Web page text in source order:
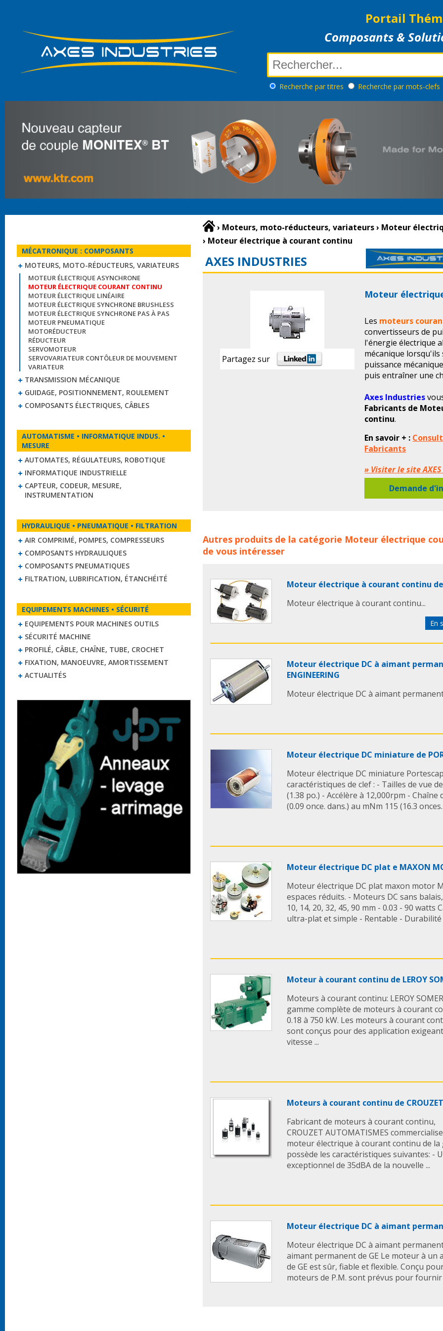
Portail
Composants &
Recherche par titres Recherche par mots-clefs
MÉCATRONIQUE : COMPOSANTS
MOTEURS, MOTO-RÉDUCTEURS, VARIATEURS
MOTEUR ÉLECTRIQUE ASYNCHRONE
MOTEUR ÉLECTRIQUE COURANT CONTINU
MOTEUR ÉLECTRIQUE LINÉAIRE
MOTEUR ÉLECTRIQUE SYNCHRONE BRUSHLESS
MOTEUR ÉLECTRIQUE SYNCHRONE PAS À PAS
MOTEUR PNEUMATIQUE
MOTORÉDUCTEUR
RÉDUCTEUR
SERVOMOTEUR
SERVOVARIATEUR CONTÔLEUR DE MOUVEMENT
VARIATEUR
TRANSMISSION MÉCANIQUE
GUIDAGE, POSITIONNEMENT, ROULEMENT
COMPOSANTS ÉLECTRIQUES, CÂBLES
AUTOMATISME • INFORMATIQUE INDUS. •
MESURE
AUTOMATES, RÉGULATEURS, ROBOTIQUE
INFORMATIQUE INDUSTRIELLE
CAPTEUR, CODEUR, MESURE,
INSTRUMENTATION
HYDRAULIQUE • PNEUMATIQUE • FILTRATION
AIR COMPRIMÉ, POMPES, COMPRESSEURS
COMPOSANTS HYDRAULIQUES
COMPOSANTS PNEUMATIQUES
FILTRATION, LUBRIFICATION, ÉTANCHÉITÉ
EQUIPEMENTS MACHINES • SÉCURITÉ
EQUIPEMENTS POUR MACHINES OUTILS
SÉCURITÉ MACHINE
PROFILÉ, CÂBLE, CHAÎNE, TUBE, CROCHET
FIXATION, MANOEUVRE, AMORTISSEMENT
ACTUALITÉS
› Moteurs, moto-réducteurs, variateurs› Moteur
› Moteur électrique à courant continu
AXES INDUSTRIES
Partagez sur
Moteur
Les moteurs
convertisseurs de
l'énergie électrique
mécanique
puissance
puis entraîner une
Axes Industries
Fabricants de
continu.
En savoir + :
Fabricants
» Visiter le site AXES
Demande
moteur electriquemoteurs electriques moteur electrique
courant continumoteur cc
Autres produits de la catégorie Moteur électrique
de vous intéresser
Moteur électrique à courant continu de
Moteur électrique à courant continu...
En
Moteur électrique DC à aimant
ENGINEERING
Moteur électrique DC à aimant
Moteur électrique DC miniature de
Moteur électrique DC miniature
caractéristiques de clef : - Tailles de vue
(1.38 po.) - Accélère à 12,000rpm - Chaîne
(0.09 once. dans.) au mNm 115 (16.3
Moteur électrique DC plat e MAXON
Moteur électrique DC plat maxon motor
espaces réduits. - Moteurs DC sans
10, 14, 20, 32, 45, 90 mm - 0.03 - 90 watts
ultra-plat et simple - Rentable - Durabilité
Moteur à courant continu de LEROY
Moteurs à courant continu: LEROY
gamme complète de moteurs à courant
0.18 à 750 kW. Les moteurs à courant
sont conçus pour des application
vitesse ...
Moteurs à courant continu de
Fabricant de moteurs à courant continu,
CROUZET AUTOMATISMES
moteur électrique à courant continu de la
possède les caractéristiques suivantes: -
exceptionnel de 35dBA de la nouvelle ...
Moteur électrique DC à aimant
Moteur électrique DC à aimant
aimant permanent de GE Le moteur à un
de GE est sûr, fiable et flexible. Conçu
moteurs de P.M. sont prévus pour fournir